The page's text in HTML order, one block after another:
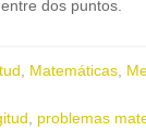
dos puntos.
, Matemáticas,
, problemas